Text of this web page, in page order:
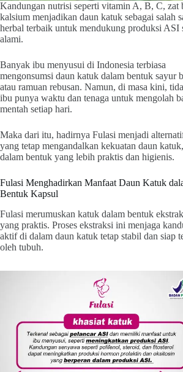
Kandungan nutrisi seperti vitamin A, B, C, zat
kalsium menjadikan daun katuk sebagai salah
herbal terbaik untuk mendukung produksi ASI
alami.
Banyak ibu menyusui di Indonesia terbiasa
mengonsumsi daun katuk dalam bentuk sayur
atau ramuan rebusan. Namun, di masa kini,
ibu punya waktu dan tenaga untuk mengolah
mentah setiap hari.
Maka dari itu, hadirnya Fulasi menjadi
yang tetap mengandalkan kekuatan daun
dalam bentuk yang lebih praktis dan higienis.
Fulasi Menghadirkan Manfaat Daun Katuk
Bentuk Kapsul
Fulasi merumuskan katuk dalam bentuk
yang praktis. Proses ekstraksi ini menjaga
aktif di dalam daun katuk tetap stabil dan siap
oleh tubuh.